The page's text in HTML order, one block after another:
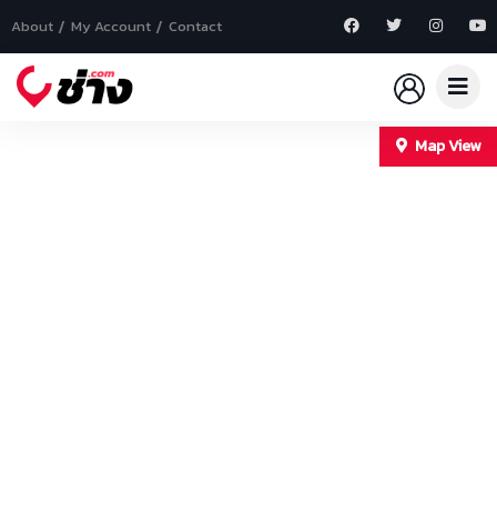
About My Account Contact
Map View